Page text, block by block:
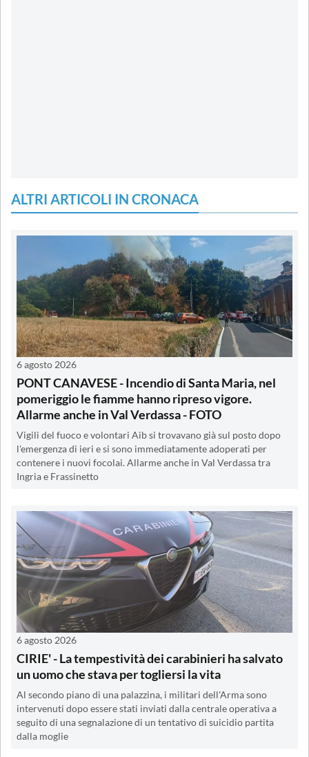
ALTRI ARTICOLI IN CRONACA
6 agosto 2026
PONT CANAVESE - Incendio di Santa Maria, nel
pomeriggio le fiamme hanno ripreso vigore.
Allarme anche in Val Verdassa - FOTO
Vigili del fuoco e volontari Aib si trovavano già sul posto dopo
l'emergenza di ieri e si sono immediatamente adoperati per
contenere i nuovi focolai. Allarme anche in Val Verdassa tra
Ingria e Frassinetto
6 agosto 2026
CIRIE' - La tempestività dei carabinieri ha salvato
un uomo che stava per togliersi la vita
Al secondo piano di una palazzina, i militari dell'Arma sono
intervenuti dopo essere stati inviati dalla centrale operativa a
seguito di una segnalazione di un tentativo di suicidio partita
dalla moglie